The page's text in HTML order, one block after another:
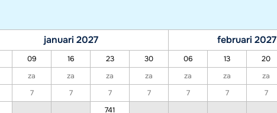
januari 2027 februari 2027
09 16 23 30 06 13 20
za za za za za za za
7 7 7 7 7 7 7
741